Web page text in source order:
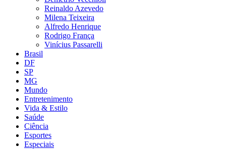
Reinaldo Azevedo
Milena Teixeira
Alfredo Henrique
Rodrigo França
Vinícius Passarelli
Brasil
DF
SP
MG
Mundo
Entretenimento
Vida & Estilo
Saúde
Ciência
Esportes
Especiais